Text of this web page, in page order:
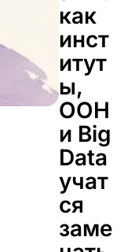
как
инст
итут
ы,
ООН
и Big
Data
учат
ся
заме